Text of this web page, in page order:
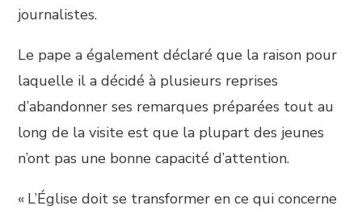
journalistes.
Le pape a également déclaré que la raison pour
laquelle il a décidé à plusieurs reprises
d’abandonner ses remarques préparées tout au
long de la visite est que la plupart des jeunes
n’ont pas une bonne capacité d’attention.
« L’Église doit se transformer en ce qui concerne